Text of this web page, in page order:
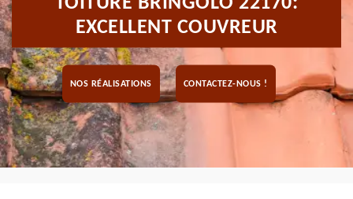
EXCELLENT COUVREUR
NOS RÉALISATIONS CONTACTEZ-NOUS !